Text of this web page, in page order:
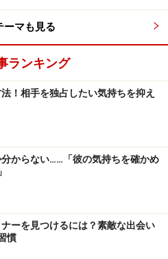
メリットを整理しておきまし
のメリット
い
から、いつでもどこでも活動
住んでいる場所がまったく違
なる人にもアプローチができ
らにして出会うことができる
ぴったりだといえます。
ーマも見る
ランキング
！相手を独占したい気持ちを抑え
からない……「彼の気持ちを確かめ
ーを見つけるには？素敵な出会い
慣